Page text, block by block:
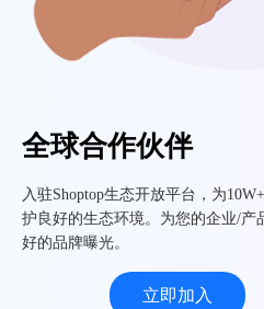
全球合作伙伴
入驻Shoptop生态开放平台，为
护良好的生态环境。为您的企业/产
好的品牌曝光。
立即加入